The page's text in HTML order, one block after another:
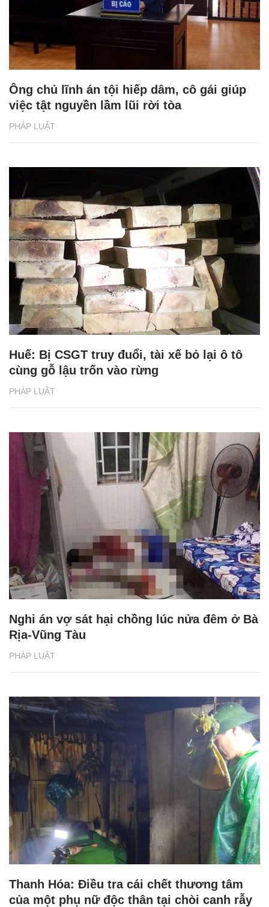
PHÁP LUẬT
Ông chủ lĩnh án tội hiếp dâm, cô gái giúp
việc tật nguyền lầm lũi rời tòa
PHÁP LUẬT
Huế: Bị CSGT truy đuổi, tài xế bỏ lại ô tô
cùng gỗ lậu trốn vào rừng
PHÁP LUẬT
Nghi án vợ sát hại chồng lúc nửa đêm ở Bà
Rịa-Vũng Tàu
Thanh Hóa: Điều tra cái chết thương tâm
của một phụ nữ độc thân tại chòi canh rẫy